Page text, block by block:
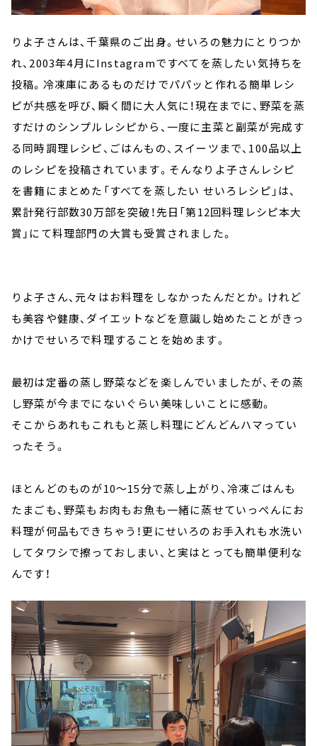
りよ子さんは、千葉県のご出身。せいろの魅力にとりつか
れ、2003年4月にInstagramですべてを蒸したい気持ちを
投稿。冷凍庫にあるものだけでパパッと作れる簡単レシ
ピが共感を呼び、瞬く間に大人気に！現在までに、野菜を蒸
すだけのシンプルレシピから、一度に主菜と副菜が完成す
る同時調理レシピ、ごはんもの、スイーツまで、100品以上
のレシピを投稿されています。そんなりよ子さんレシピ
を書籍にまとめた「すべてを蒸したい せいろレシピ」は、
累計発行部数30万部を突破！先日「第12回料理レシピ本大
賞」にて料理部門の大賞も受賞されました。
りよ子さん、元々はお料理をしなかったんだとか。けれど
も美容や健康、ダイエットなどを意識し始めたことがきっ
かけでせいろで料理することを始めます。
最初は定番の蒸し野菜などを楽しんでいましたが、その蒸
し野菜が今までにないぐらい美味しいことに感動。
そこからあれもこれもと蒸し料理にどんどんハマってい
ったそう。
ほとんどのものが10～15分で蒸し上がり、冷凍ごはんも
たまごも、野菜もお肉もお魚も一緒に蒸せていっぺんにお
料理が何品もできちゃう！更にせいろのお手入れも水洗い
してタワシで擦っておしまい、と実はとっても簡単便利な
んです！